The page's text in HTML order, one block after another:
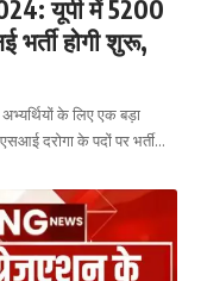
यूपी में 5200
भर्ती होगी शुरू,
के लिए एक बड़ा
दरोगा के पदों पर भर्ती…